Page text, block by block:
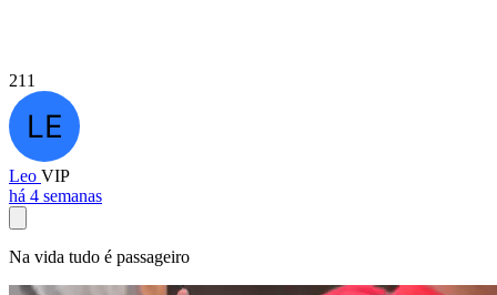
211
Leo VIP
há 4 semanas
Na vida tudo é passageiro